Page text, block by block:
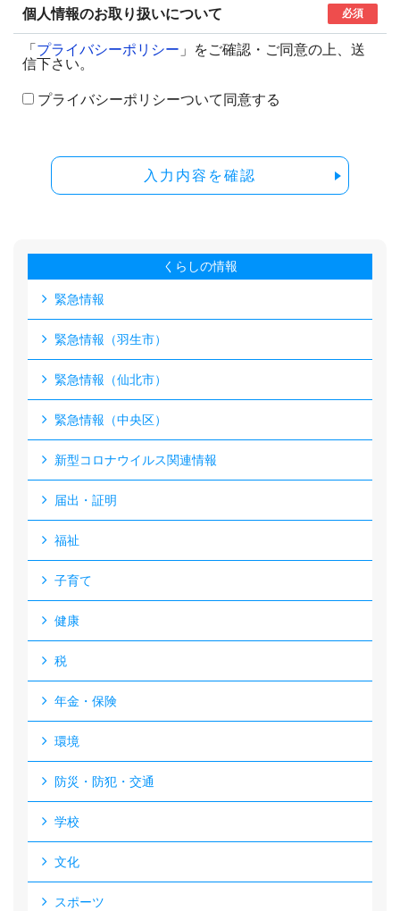
個人情報のお取り扱いについて 必須
「 プライバシーポリシー 」をご確認・ご同意の上、送
信下さい。
プライバシーポリシーついて同意する
入力内容を確認
くらしの情報
緊急情報
緊急情報（羽生市）
緊急情報（仙北市）
緊急情報（中央区）
新型コロナウイルス関連情報
届出・証明
福祉
子育て
健康
税
年金・保険
環境
防災・防犯・交通
学校
文化
スポーツ